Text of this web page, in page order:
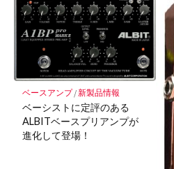
ー
ク
に
保
存
ベースアンプ/新製品情報
ベーシストに定評のある
ALBITベースプリアンプが
進化して登場！